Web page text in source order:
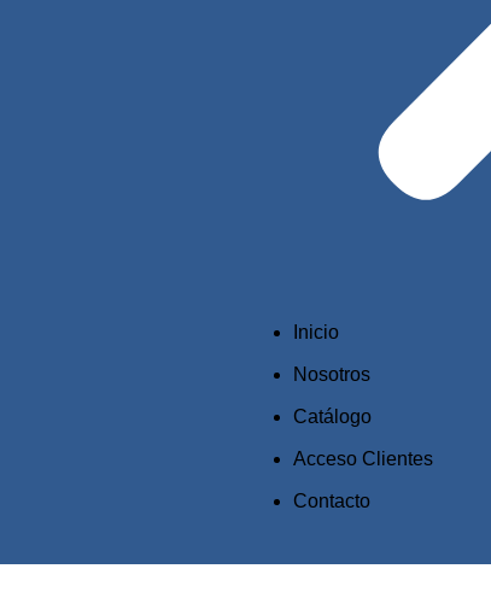
Inicio
Nosotros
Catálogo
Acceso Clientes
Contacto